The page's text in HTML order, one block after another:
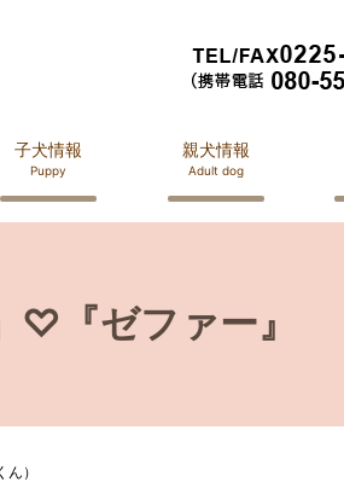
子犬情報
Puppy
親犬情報
Adult dog
♡『ゼファー』
）